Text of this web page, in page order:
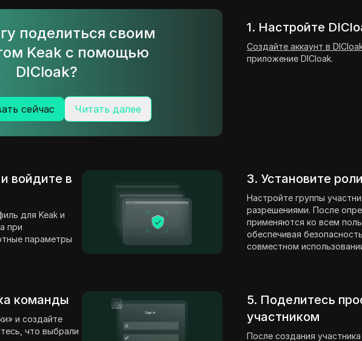
поделиться своим
Keak с помощью
DICloak?
сейчас Читать далее
1. Настройте
Создайте аккаунт в
приложение DICloak.
войдите в
для Keak и
при
параметры
3. Установите
Настройте группы
разрешениями. После
применяются ко всем
обеспечивая
совместном
команды
и создайте
что выбрали
5. Поделитесь
участником
После создания